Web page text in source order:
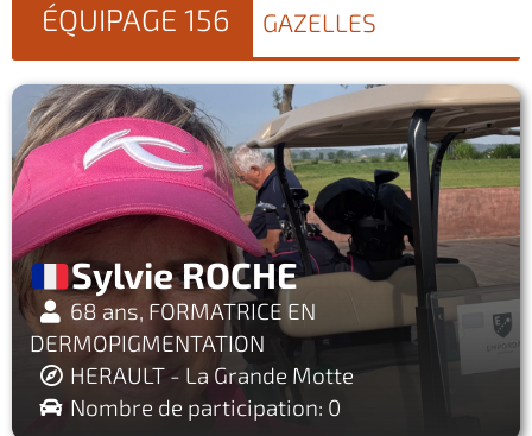
ÉQUIPAGE 156 GAZELLES
Sylvie ROCHE
68 ans, FORMATRICE EN
DERMOPIGMENTATION
HERAULT - La Grande Motte
Nombre de participation: 0